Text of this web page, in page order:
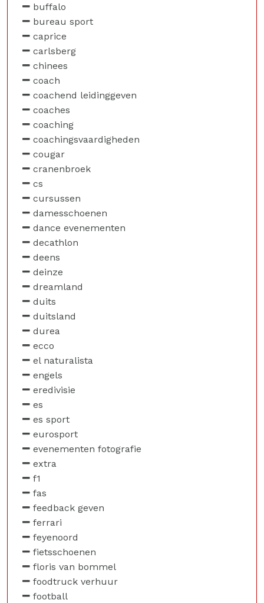
buffalo
bureau sport
caprice
carlsberg
chinees
coach
coachend leidinggeven
coaches
coaching
coachingsvaardigheden
cougar
cranenbroek
cs
cursussen
damesschoenen
dance evenementen
decathlon
deens
deinze
dreamland
duits
duitsland
durea
ecco
el naturalista
engels
eredivisie
es
es sport
eurosport
evenementen fotografie
extra
f1
fas
feedback geven
ferrari
feyenoord
fietsschoenen
floris van bommel
foodtruck verhuur
football